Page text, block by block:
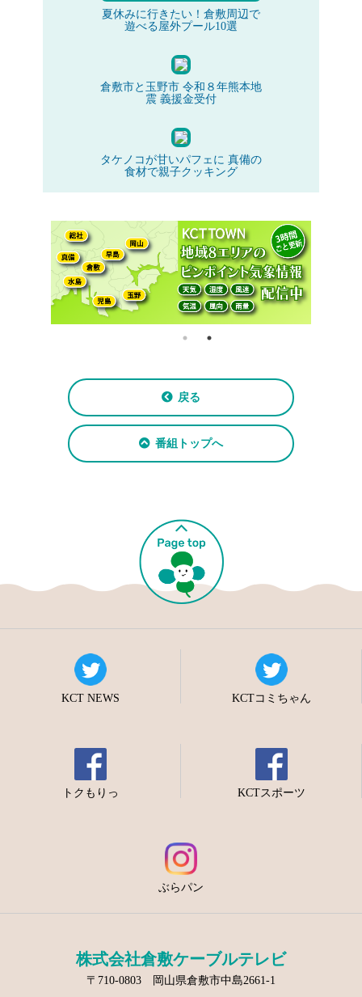
夏休みに行きたい！倉敷周辺で
遊べる屋外プール10選
倉敷市と玉野市 令和８年熊本地
震 義援金受付
タケノコが甘いパフェに 真備の
食材で親子クッキング
戻る
番組トップへ
KCT NEWS KCTコミちゃん
トクもりっ KCTスポーツ
ぶらパン
株式会社倉敷ケーブルテレビ
〒710-0803 岡山県倉敷市中島2661-1